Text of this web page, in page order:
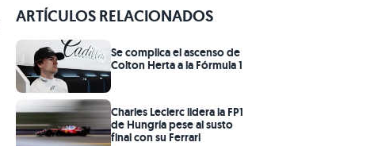
ARTÍCULOS RELACIONADOS
Se complica el ascenso de
Colton Herta a la Fórmula 1
Charles Leclerc lidera la FP1
de Hungría pese al susto
final con su Ferrari